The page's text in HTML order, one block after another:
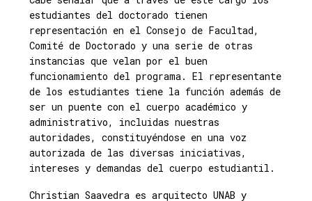
estudiantes del doctorado tienen
representación en el Consejo de Facultad,
Comité de Doctorado y una serie de otras
instancias que velan por el buen
funcionamiento del programa. El representante
de los estudiantes tiene la función además de
ser un puente con el cuerpo académico y
administrativo, incluidas nuestras
autoridades, constituyéndose en una voz
autorizada de las diversas iniciativas,
intereses y demandas del cuerpo estudiantil.
Christian Saavedra es arquitecto UNAB y